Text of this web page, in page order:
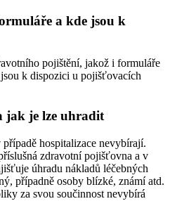
a kde jsou k
pojištění, jakož i formuláře
k dispozici u pojišťovacích
jak je lze uhradit
hospitalizace nevybírají.
zdravotní pojišťovna a v
úhradu nákladů léčebných
případně osoby blízké, známí atd.
za svou součinnost nevybírá